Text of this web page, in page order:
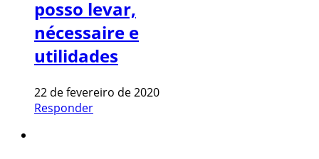
posso levar,
nécessaire e
utilidades
22 de fevereiro de 2020
Responder